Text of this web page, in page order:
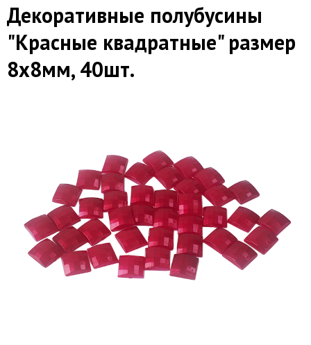
Декоративные полубусины
"Красные квадратные" размер
8х8мм, 40шт.